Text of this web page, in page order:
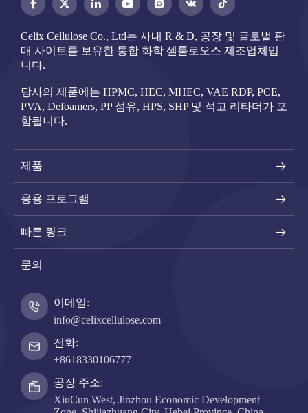
   
Celix Cellulose Co., Ltd는 사내 R & D, 공장 및 글로벌 판
매 사이트를 보유한 통합 화학 셀룰로오스 제조업체입
니다.
당사의 제품에는 HPMC, HEC, MHEC, VAE RDP, PCE,
PVA, Defoamers, PP 섬유, HPS, SHP 및 석고 리타더가 포
함됩니다.
제품
응용 프로그램
빠른 링크
문의
이메일:
info@celixcellulose.com
전화:
+8618330106777
공장 주소:
XiuCun West, Jinzhou Economic Development